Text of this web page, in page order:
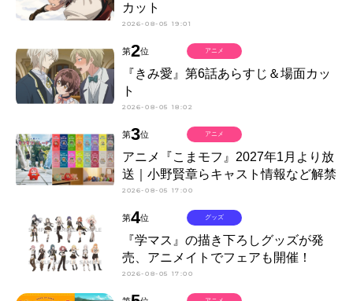
カット
2026-08-05 19:01
第2位
『きみ愛』第6話あらすじ＆場面カッ
ト
2026-08-05 18:02
アニメ
第3位
アニメ『こまモフ』2027年1月より放
送｜小野賢章らキャスト情報など解禁
2026-08-05 17:00
アニメ
第4位
『学マス』の描き下ろしグッズが発
売、アニメイトでフェアも開催！
2026-08-05 17:00
グッズ